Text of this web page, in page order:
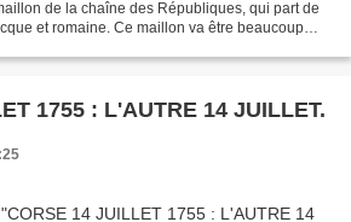
de la chaîne des Républiques, qui part de
et romaine. Ce maillon va être beaucoup
CORSE 14 JUILLET 1755 : L'AUTRE 14 JUILLET.